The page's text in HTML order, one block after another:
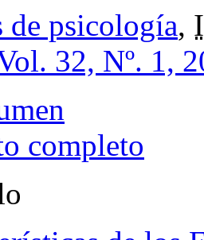
de psicología,
32, Nº. 1,
completo